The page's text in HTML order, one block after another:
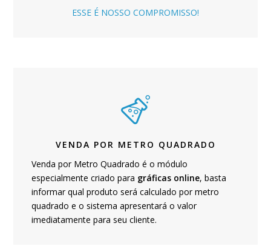
ESSE É NOSSO COMPROMISSO!
VENDA POR METRO QUADRADO
Venda por Metro Quadrado é o módulo
especialmente criado para gráficas online, basta
informar qual produto será calculado por metro
quadrado e o sistema apresentará o valor
imediatamente para seu cliente.